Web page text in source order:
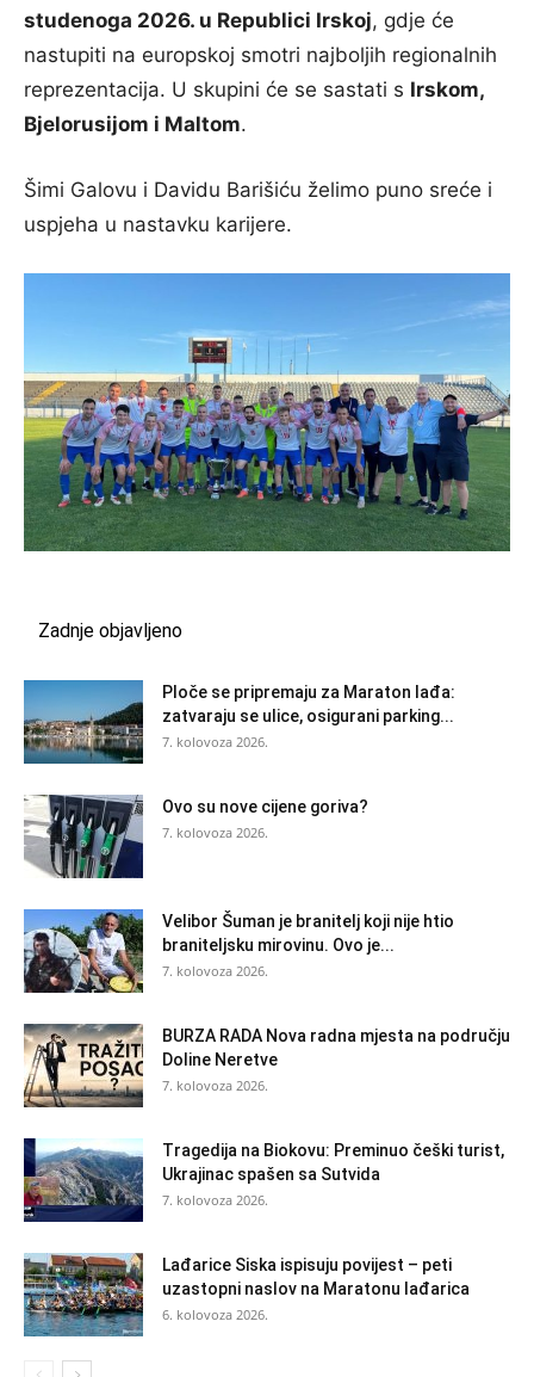
studenoga 2026. u Republici Irskoj, gdje će
nastupiti na europskoj smotri najboljih regionalnih
reprezentacija. U skupini će se sastati s Irskom,
Bjelorusijom i Maltom.
Šimi Galovu i Davidu Barišiću želimo puno sreće i
uspjeha u nastavku karijere.
Zadnje objavljeno
Ploče se pripremaju za Maraton lađa:
zatvaraju se ulice, osigurani parking...
7. kolovoza 2026.
Ovo su nove cijene goriva?
7. kolovoza 2026.
Velibor Šuman je branitelj koji nije htio
braniteljsku mirovinu. Ovo je...
7. kolovoza 2026.
BURZA RADA Nova radna mjesta na području
Doline Neretve
7. kolovoza 2026.
Tragedija na Biokovu: Preminuo češki turist,
Ukrajinac spašen sa Sutvida
7. kolovoza 2026.
Lađarice Siska ispisuju povijest – peti
uzastopni naslov na Maratonu lađarica
6. kolovoza 2026.